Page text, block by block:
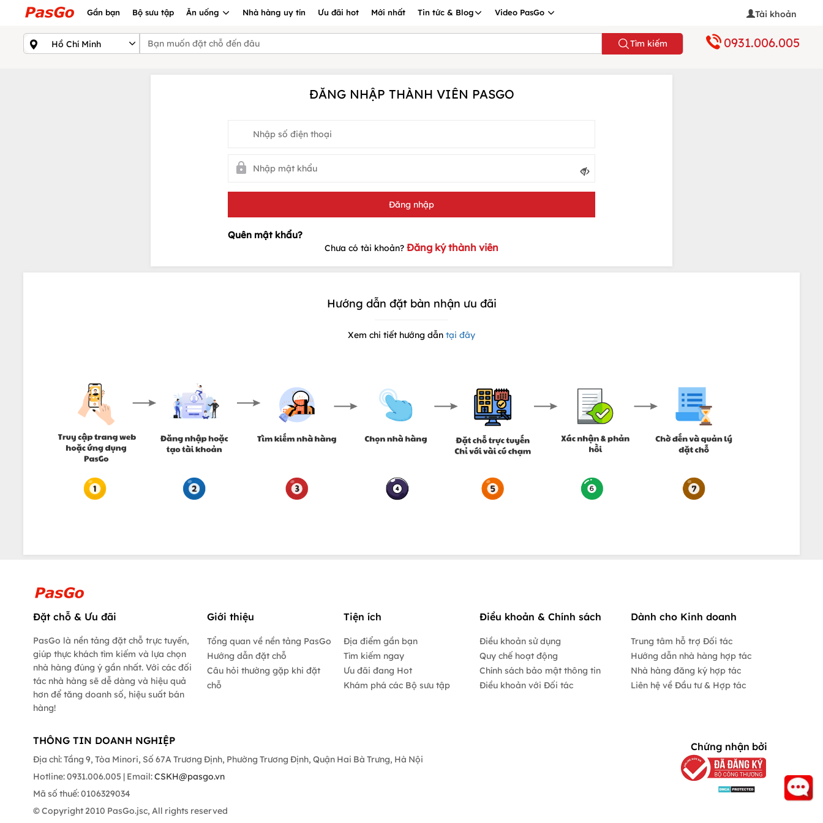
Gần bạn Bộ sưu tập Ăn uống Nhà hàng uy tín Ưu đãi hot Mới nhất Tin tức & Blog Video PasGo Tài khoản
Tìm kiếm 0931.006.005
ĐĂNG NHẬP THÀNH VIÊN PASGO
Chưa có tài khoản? Đăng ký thành viên
Hướng dẫn đặt bàn nhận ưu đãi
Xem chi tiết hướng dẫn tại đây
Đặt chỗ & Ưu đãi
PasGo là nền tảng đặt chỗ trực tuyến,
giúp thực khách tìm kiếm và lựa chọn
nhà hàng đúng ý gần nhất. Với các đối
tác nhà hàng sẽ dễ dàng và hiệu quả
hơn để tăng doanh số, hiệu suất bán
hàng!
Giới thiệu
Tổng quan về nền tảng PasGo
Hướng dẫn đặt chỗ
Câu hỏi thường gặp khi đặt
chỗ
Tiện ích
Địa điểm gần bạn
Tìm kiếm ngay
Ưu đãi đang Hot
Khám phá các Bộ sưu tập
Điều khoản & Chính sách
Điều khoản sử dụng
Quy chế hoạt động
Chính sách bảo mật thông tin
Điều khoản với Đối tác
Dành cho Kinh doanh
Trung tâm hỗ trợ Đối tác
Hướng dẫn nhà hàng hợp tác
Nhà hàng đăng ký hợp tác
Liên hệ về Đầu tư & Hợp tác
THÔNG TIN DOANH NGHIỆP
Địa chỉ: Tầng 9, Tòa Minori, Số 67A Trương Định, Phường Trương Định, Quận Hai Bà Trưng, Hà Nội
Hotline: 0931.006.005 | Email:CSKH@pasgo.vn
Mã số thuế: 0106329034
© Copyright 2010 PasGo.jsc, All rights reserved
Chứng nhận bởi